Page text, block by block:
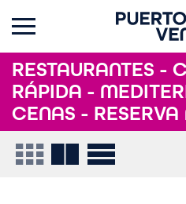
RESTAURANTES -
RÁPIDA -
CENAS -